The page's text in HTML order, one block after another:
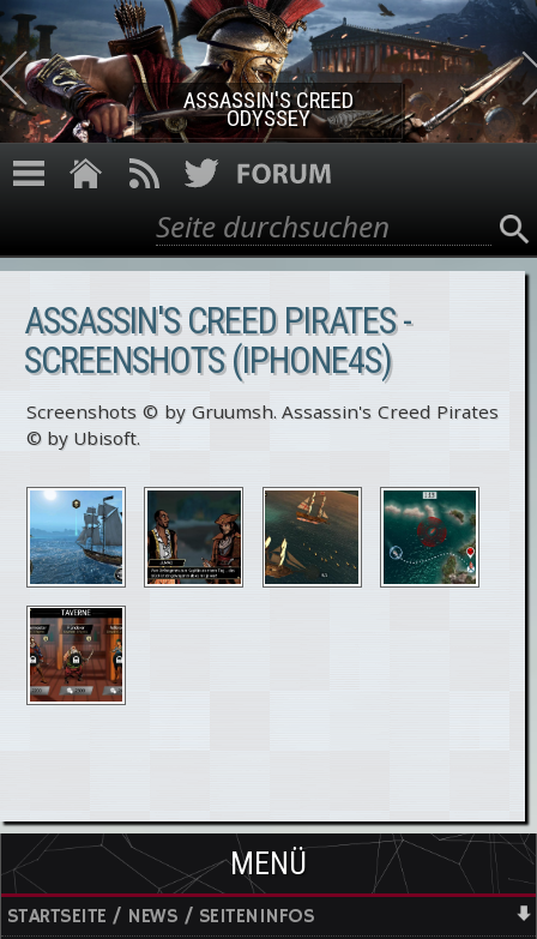
Direkt zum Inhalt
ASSASSIN'S CREED ROGUE
REMASTERED
Suchformular
Suche
ASSASSIN'S CREED PIRATES -
SCREENSHOTS (IPHONE4S)
Screenshots © by Gruumsh. Assassin's Creed Pirates
© by Ubisoft.
MENÜ
STARTSEITE / NEWS / SEITENINFOS